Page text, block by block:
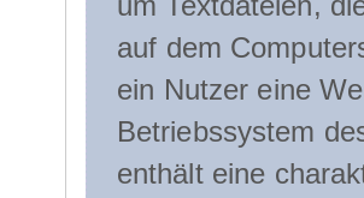
auf dem
ein Nutzer eine
Betriebssystem
enthält eine